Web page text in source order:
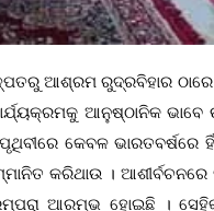
ଆଶ୍ରମ ରୁଦ୍ରବିହାର
ଆନୁଷ୍ଠାନିକ
କେବଳ ଭାରତବର୍ଷରେ
କରିଥାଉ ।
ଆରମ୍ଭ ହୋଇଛି ।